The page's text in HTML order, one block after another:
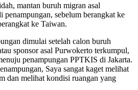
mantan buruh migran asal
penampungan, sebelum berangkat ke
ke Taiwan.
dimulai setelah calon buruh
sponsor asal Purwokerto terkumpul,
penampungan PPTKIS di Jakarta.
Saya sangat kaget melihat
dan melihat kondisi ruangan yang